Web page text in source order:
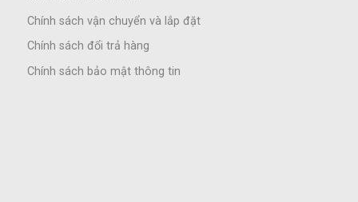
Chính sách vận chuyển và lắp đặt
Chính sách đổi trả hàng
Chính sách bảo mật thông tin